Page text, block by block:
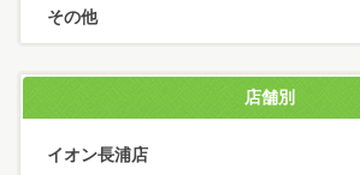
その他
店舗別
イオン長浦店